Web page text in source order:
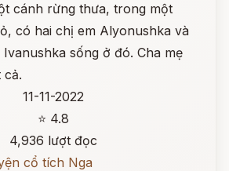
cánh rừng thưa, trong một
có hai chị em Alyonushka và
sống ở đó. Cha mẹ
cả.
11-11-2022
⭐ 4.8
4,936 lượt đọc
cổ tích Nga